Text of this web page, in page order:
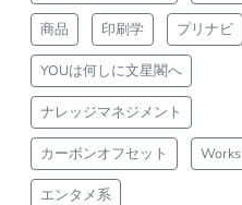
商品 印刷学 プリナビ
YOUは何しに文星閣へ
ナレッジマネジメント
カーボンオフセット Works
エンタメ系